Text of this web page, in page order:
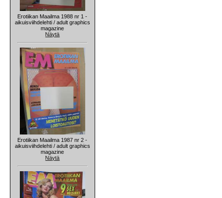
Erotiikan Maailma 1988 nr 1 -
aikuisviihdelehti / adult graphics
magazine
Näytä
Erotiikan Maailma 1987 nr 2 -
aikuisviihdelehti / adult graphics
magazine
Näytä